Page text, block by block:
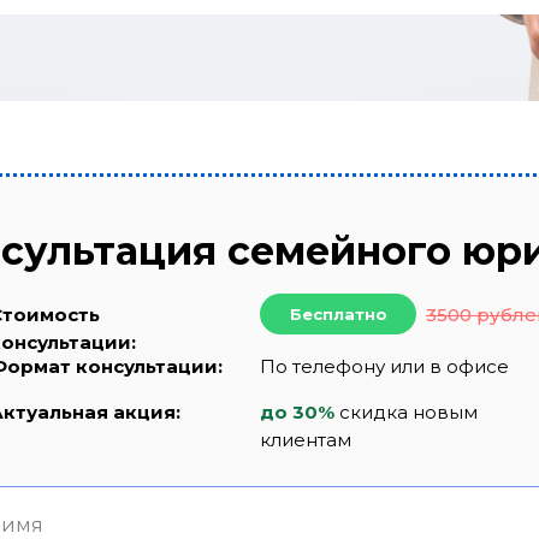
семейного
Бесплатно 3500
акция: до 30% скидка новым
клиентам
консультации: По телефону или в офисе